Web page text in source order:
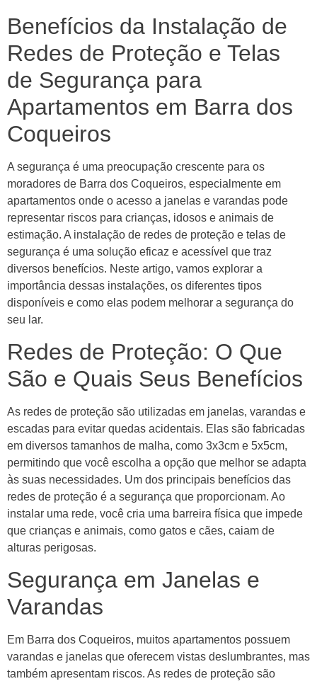
Benefícios da Instalação de
Redes de Proteção e Telas
de Segurança para
Apartamentos em Barra dos
Coqueiros
A segurança é uma preocupação crescente para os
moradores de Barra dos Coqueiros, especialmente em
apartamentos onde o acesso a janelas e varandas pode
representar riscos para crianças, idosos e animais de
estimação. A instalação de redes de proteção e telas de
segurança é uma solução eficaz e acessível que traz
diversos benefícios. Neste artigo, vamos explorar a
importância dessas instalações, os diferentes tipos
disponíveis e como elas podem melhorar a segurança do
seu lar.
Redes de Proteção: O Que
São e Quais Seus Benefícios
As redes de proteção são utilizadas em janelas, varandas e
escadas para evitar quedas acidentais. Elas são fabricadas
em diversos tamanhos de malha, como 3x3cm e 5x5cm,
permitindo que você escolha a opção que melhor se adapta
às suas necessidades. Um dos principais benefícios das
redes de proteção é a segurança que proporcionam. Ao
instalar uma rede, você cria uma barreira física que impede
que crianças e animais, como gatos e cães, caiam de
alturas perigosas.
Segurança em Janelas e
Varandas
Em Barra dos Coqueiros, muitos apartamentos possuem
varandas e janelas que oferecem vistas deslumbrantes, mas
também apresentam riscos. As redes de proteção são